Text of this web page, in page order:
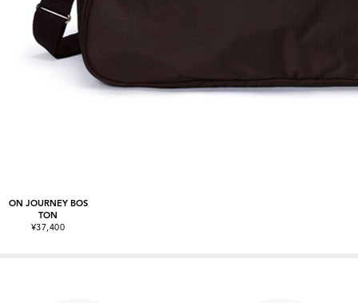
ON JOURNEY BOS
TON
¥37,400